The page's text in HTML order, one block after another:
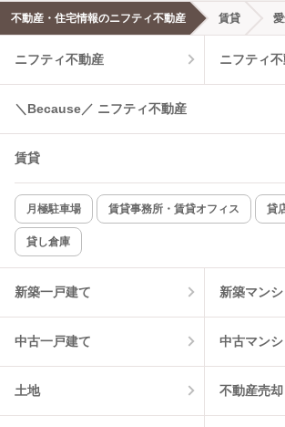
エアコンあり 都市
温水洗浄便座 オー
コンロ2口以上
新着のみ イン
該当件数:
3
不動産・住宅情報のニフティ不動産 賃貸
ニフティ不動産 ニフティ
＼Because／ ニフティ不動産
賃貸
月極駐車場 賃貸事務所・賃貸オフィス 貸
貸し倉庫
新築一戸建て 新築マン
中古一戸建て 中古マン
土地 不動産売却